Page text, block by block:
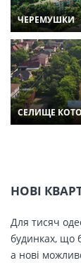
ЧЕРЕМУШКИ
СЕЛИЩЕ
НОВІ
Для тисяч
будинках, що
а нові